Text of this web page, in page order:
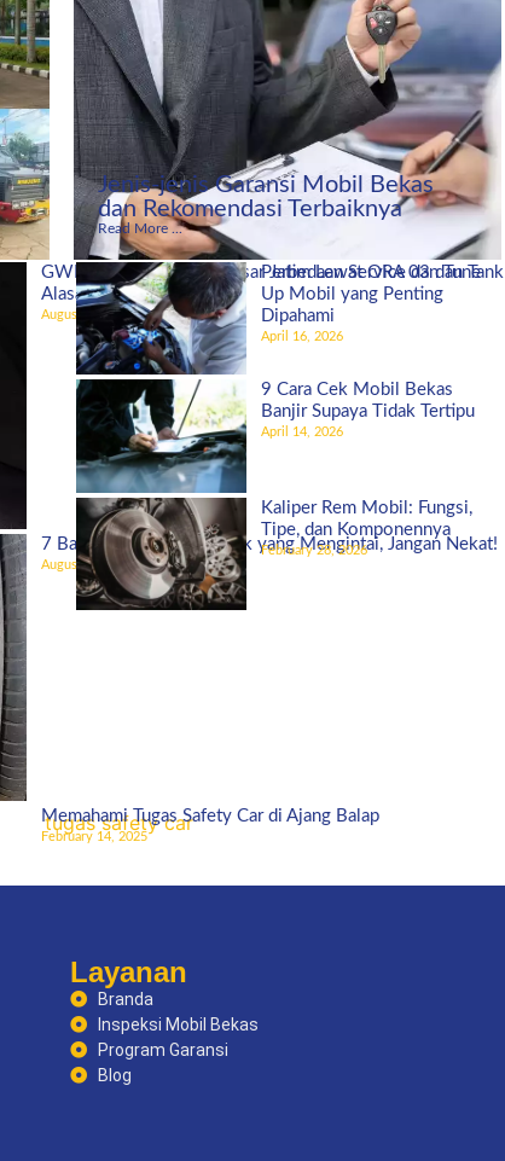
GWM Indonesia Bidik Pasar Jatim Lewat ORA 03 dan
Alasannya!
August 27, 2025
7 Bahaya Ban Mobil Botak yang Mengintai, Jangan Nekat!
August 5, 2025
Memahami Tugas Safety Car di Ajang Balap
February 14, 2025
Jenis-jenis Garansi Mobil Bekas
dan Rekomendasi Terbaiknya
Read More ...
Perbedaan Service dan Tune
Up Mobil yang Penting
Dipahami
April 16, 2026
9 Cara Cek Mobil Bekas
Banjir Supaya Tidak Tertipu
April 14, 2026
Kaliper Rem Mobil: Fungsi,
Tipe, dan Komponennya
February 28, 2026
Layanan
Branda
Inspeksi Mobil Bekas
Program Garansi
Blog